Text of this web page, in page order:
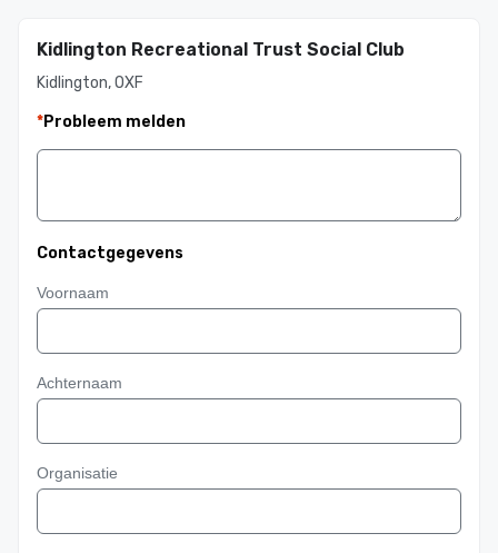
Kidlington Recreational Trust Social Club
Kidlington, OXF
*Probleem melden
Contactgegevens
Voornaam
Achternaam
Organisatie